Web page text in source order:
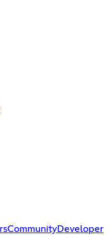
CommunityDeveloper